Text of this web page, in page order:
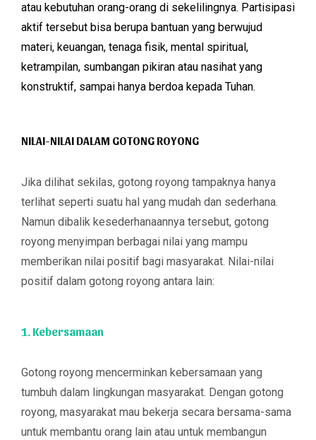
atau kebutuhan orang-orang di sekelilingnya. Partisipasi
aktif tersebut bisa berupa bantuan yang berwujud
materi, keuangan, tenaga fisik, mental spiritual,
ketrampilan, sumbangan pikiran atau nasihat yang
konstruktif, sampai hanya berdoa kepada Tuhan.
NILAI-NILAI DALAM GOTONG ROYONG
Jika dilihat sekilas, gotong royong tampaknya hanya
terlihat seperti suatu hal yang mudah dan sederhana.
Namun dibalik kesederhanaannya tersebut, gotong
royong menyimpan berbagai nilai yang mampu
memberikan nilai positif bagi masyarakat. Nilai-nilai
positif dalam gotong royong antara lain:
1. Kebersamaan
Gotong royong mencerminkan kebersamaan yang
tumbuh dalam lingkungan masyarakat. Dengan gotong
royong, masyarakat mau bekerja secara bersama-sama
untuk membantu orang lain atau untuk membangun